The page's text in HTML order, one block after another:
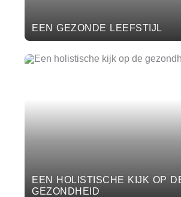
EEN GEZONDE LEEFSTIJL
EEN HOLISTISCHE KIJK OP
GEZONDHEID